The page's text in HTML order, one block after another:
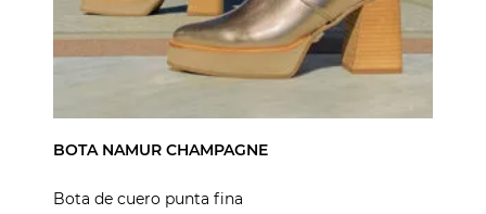
BOTA NAMUR CHAMPAGNE
Bota de cuero punta fina